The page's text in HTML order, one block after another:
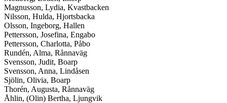
Magnusson, Lydia, Kvastbacken
Nilsson, Hulda, Hjortsbacka
Olsson, Ingeborg, Hallen
Pettersson, Josefina, Engabo
Pettersson, Charlotta, Påbo
Rundén, Alma, Rånnaväg
Svensson, Judit, Boarp
Svensson, Anna, Lindåsen
Sjölin, Olivia, Boarp
Thorén, Augusta, Rånnaväg
Åhlin, (Olin) Bertha, Ljungvik